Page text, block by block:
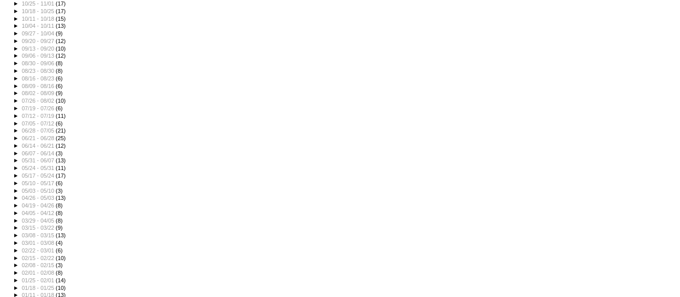
► 10/25 - 11/01(17)
► 10/18 - 10/25(17)
► 10/11 - 10/18(15)
► 10/04 - 10/11(13)
►09/27 - 10/04(9)
►09/20 - 09/27(12)
►09/13 - 09/20(10)
►09/06 - 09/13(12)
►08/30 - 09/06(8)
►08/23 - 08/30(8)
►08/16 - 08/23(6)
►08/09 - 08/16(6)
►08/02 - 08/09(9)
►07/26 - 08/02(10)
►07/19 - 07/26(6)
►07/12 - 07/19(11)
►07/05 - 07/12(6)
►06/28 - 07/05(21)
►06/21 - 06/28(25)
►06/14 - 06/21(12)
►06/07 - 06/14(3)
►05/31 - 06/07(13)
►05/24 - 05/31(11)
►05/17 - 05/24(17)
►05/10 - 05/17(6)
►05/03 - 05/10(3)
►04/26 - 05/03(13)
►04/19 - 04/26(8)
►04/05 - 04/12(8)
►03/29 - 04/05(8)
►03/15 - 03/22(9)
►03/08 - 03/15(13)
►03/01 - 03/08(4)
►02/22 - 03/01(6)
►02/15 - 02/22(10)
►02/08 - 02/15(3)
►02/01 - 02/08(8)
►01/25 - 02/01(14)
►01/18 - 01/25(10)
►01/11 - 01/18(13)